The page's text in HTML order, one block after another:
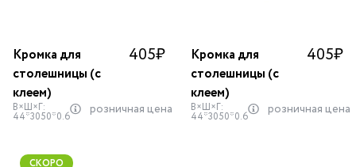
Кромка для
столешницы (с
клеем)
405₽
В×Ш×Г:
44*3050*0.6 розничная цена
Кромка для
столешницы (с
клеем)
405₽
В×Ш×Г:
44*3050*0.6 розничная цена
СКОРО